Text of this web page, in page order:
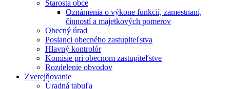
Starosta obce
Oznámenia o výkone funkcií, zamestnaní,
činností a majetkových pomerov
Obecný úrad
Poslanci obecného zastupiteľstva
Hlavný kontrolór
Komisie pri obecnom zastupiteľstve
Rozdelenie obvodov
Zverejňovanie
Úradná tabuľa